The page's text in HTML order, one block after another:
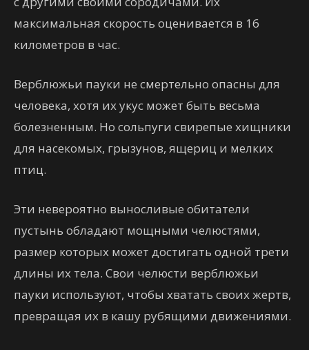
максимальная скорость оценивается в 16
километров в час.
Верблюжьи пауки не смертельно опасны для
человека, хотя их укус может быть весьма
болезненным. Но сольпуги свирепые хищники
для насекомых, грызунов, ящериц и мелких
птиц.
Эти невероятно выносливые обитатели
пустынь обладают мощными челюстями,
размер которых может достигать одной трети
длины их тела. Свои челюсти верблюжьи
пауки используют, чтобы хватать своих жертв,
превращая их в кашу рубящими движениями.